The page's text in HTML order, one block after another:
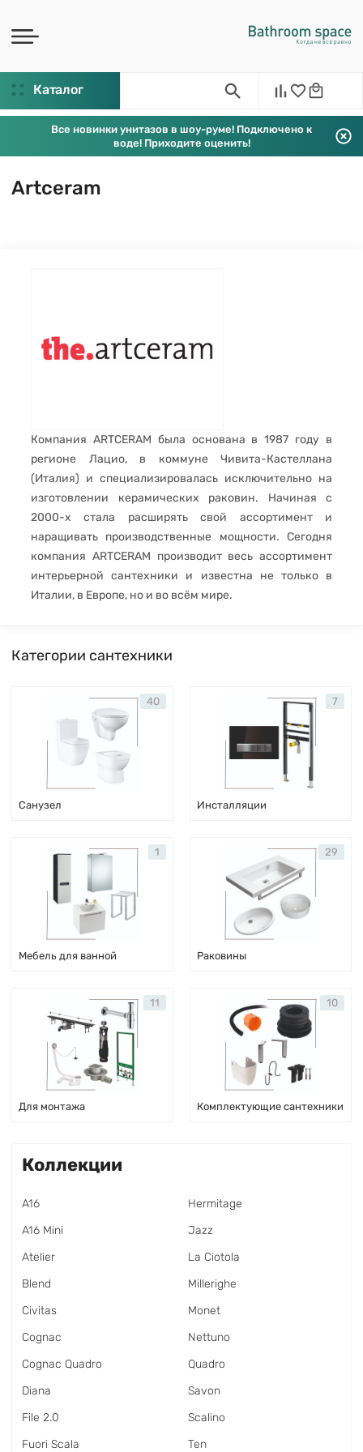
Каталог
Все новинки унитазов в шоу-руме! Подключено к
воде! Приходите оценить!
Artceram
Компания ARTCERAM была основана в 1987 году в
регионе Лацио, в коммуне Чивита-Кастеллана
(Италия) и специализировалась исключительно на
изготовлении керамических раковин. Начиная с
2000-х стала расширять свой ассортимент и
наращивать производственные мощности. Сегодня
компания ARTCERAM производит весь ассортимент
интерьерной сантехники и известна не только в
Италии, в Европе, но и во всём мире.
Категории сантехники
Санузел
40
Инсталляции
7
Мебель для ванной
1
Раковины
29
Для монтажа
11
Комплектующие сантехники
10
Коллекции
A16
A16 Mini
Atelier
Blend
Civitas
Cognac
Cognac Quadro
Diana
File 2.0
Fuori Scala
Hermitage
Jazz
La Ciotola
Millerighe
Monet
Nettuno
Quadro
Savon
Scalino
Ten